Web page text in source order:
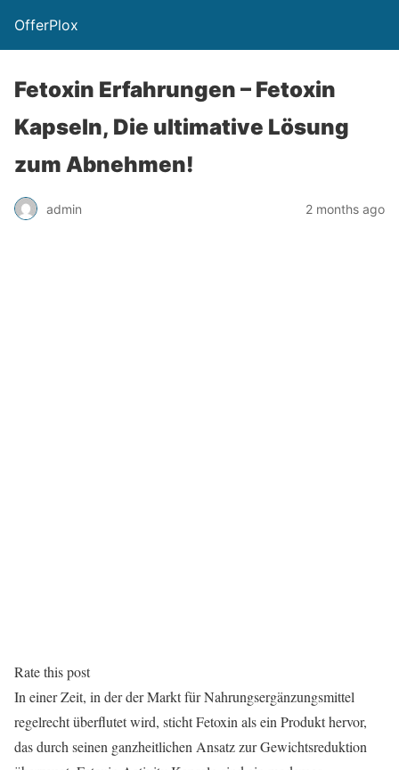
OfferPlox
Fetoxin Erfahrungen – Fetoxin
Kapseln, Die ultimative Lösung
zum Abnehmen!
admin 2 months ago
Rate this post
In einer Zeit, in der der Markt für Nahrungsergänzungsmittel
regelrecht überflutet wird, sticht Fetoxin als ein Produkt hervor,
das durch seinen ganzheitlichen Ansatz zur Gewichtsreduktion